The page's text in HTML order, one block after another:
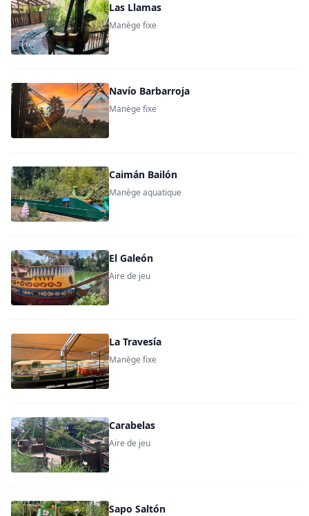
Las Llamas
Manège fixe
Navío Barbarroja
Manège fixe
Caimán Bailón
Manège aquatique
El Galeón
Aire de jeu
La Travesía
Manège fixe
Carabelas
Aire de jeu
Sapo Saltón